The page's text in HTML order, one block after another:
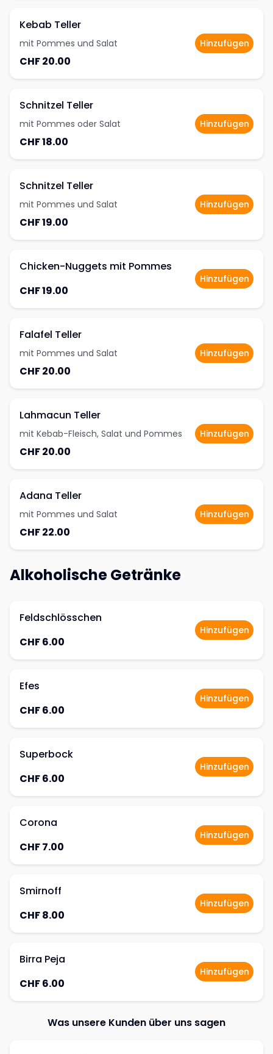
Kebab Teller
mit Pommes und Salat
CHF 20.00
Hinzufügen
Schnitzel Teller
mit Pommes oder Salat
CHF 18.00
Hinzufügen
Schnitzel Teller
mit Pommes und Salat
CHF 19.00
Hinzufügen
Chicken-Nuggets mit Pommes
CHF 19.00
Hinzufügen
Falafel Teller
mit Pommes und Salat
CHF 20.00
Hinzufügen
Lahmacun Teller
mit Kebab-Fleisch, Salat und Pommes
CHF 20.00
Hinzufügen
Adana Teller
mit Pommes und Salat
CHF 22.00
Hinzufügen
Alkoholische Getränke
Feldschlösschen
CHF 6.00
Hinzufügen
Efes
CHF 6.00
Hinzufügen
Superbock
CHF 6.00
Hinzufügen
Corona
CHF 7.00
Hinzufügen
Smirnoff
CHF 8.00
Hinzufügen
Birra Peja
CHF 6.00
Hinzufügen
Was unsere Kunden über uns sagen